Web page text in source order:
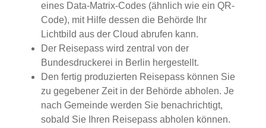
eines Data-Matrix-Codes (ähnlich wie ein QR-
Code), mit Hilfe dessen die Behörde Ihr
Lichtbild aus der Cloud abrufen kann.
Der Reisepass wird zentral von der
Bundesdruckerei in Berlin hergestellt.
Den fertig produzierten Reisepass können Sie
zu gegebener Zeit in der Behörde abholen. Je
nach Gemeinde werden Sie benachrichtigt,
sobald Sie Ihren Reisepass abholen können.